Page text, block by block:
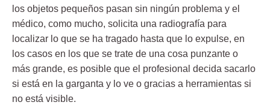
los objetos pequeños pasan sin ningún problema y el
médico, como mucho, solicita una radiografía para
localizar lo que se ha tragado hasta que lo expulse, en
los casos en los que se trate de una cosa punzante o
más grande, es posible que el profesional decida sacarlo
si está en la garganta y lo ve o gracias a herramientas si
no está visible.